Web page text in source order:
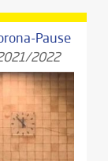
Pause
2022